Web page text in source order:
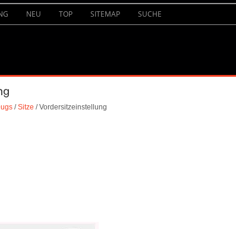
NEU TOP SITEMAP SUCHE
/Sitze / Vordersitzeinstellung